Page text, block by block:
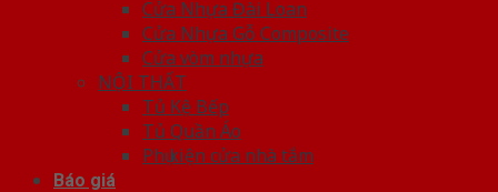
Cửa Nhựa Đài Loan
Cửa Nhựa Gỗ Composite
Cửa vòm nhựa
NỘI THẤT
Tủ Kệ Bếp
Tủ Quần Áo
Phụ kiện cửa nhà tắm
Báo giá